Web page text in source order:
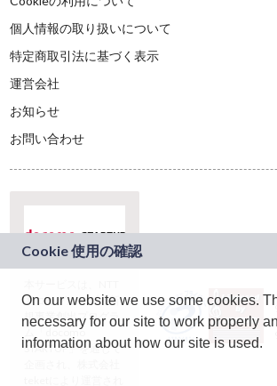
個人情報の取り扱いについて
特定商取引法に基づく表示
運営会社
お知らせ
お問い合わせ
ドコモグループの新
規事業創出プログラ
ム「docomo
STARTUP」を通じて
On our website we use some cookies.
necessary for our site to work properly
information about how our site is used.